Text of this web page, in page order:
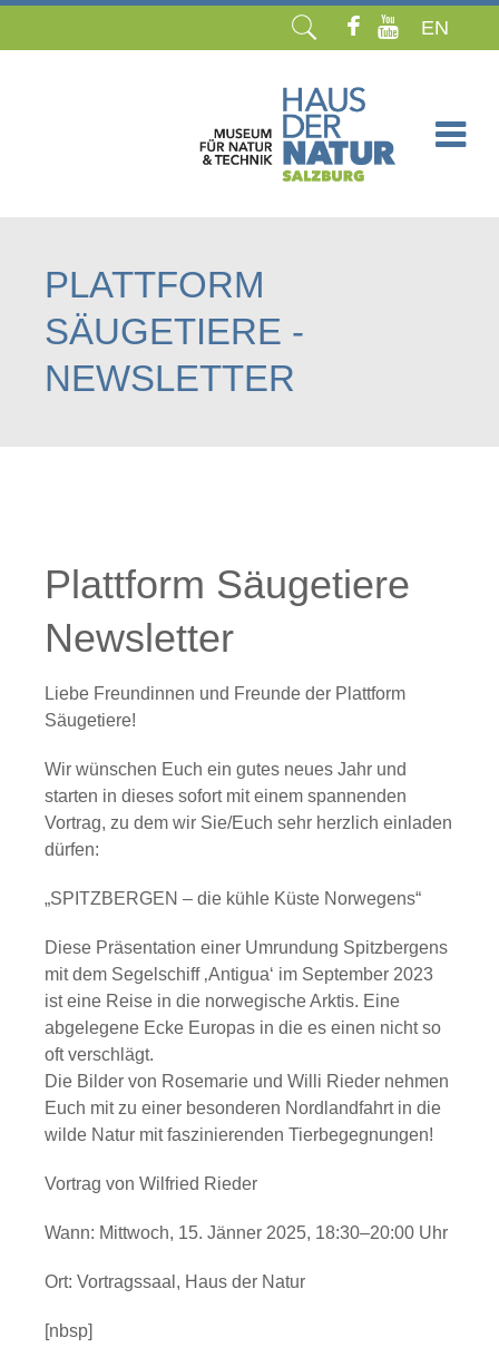
EN
PLATTFORM
SÄUGETIERE -
NEWSLETTER
Plattform Säugetiere
Newsletter
Liebe Freundinnen und Freunde der Plattform
Säugetiere!
Wir wünschen Euch ein gutes neues Jahr und
starten in dieses sofort mit einem spannenden
Vortrag, zu dem wir Sie/Euch sehr herzlich einladen
dürfen:
„SPITZBERGEN – die kühle Küste Norwegens“
Diese Präsentation einer Umrundung Spitzbergens
mit dem Segelschiff ‚Antigua‘ im September 2023
ist eine Reise in die norwegische Arktis. Eine
abgelegene Ecke Europas in die es einen nicht so
oft verschlägt.
Die Bilder von Rosemarie und Willi Rieder nehmen
Euch mit zu einer besonderen Nordlandfahrt in die
wilde Natur mit faszinierenden Tierbegegnungen!
Vortrag von Wilfried Rieder
Wann: Mittwoch, 15. Jänner 2025, 18:30–20:00 Uhr
Ort: Vortragssaal , Haus der Natur
[nbsp]